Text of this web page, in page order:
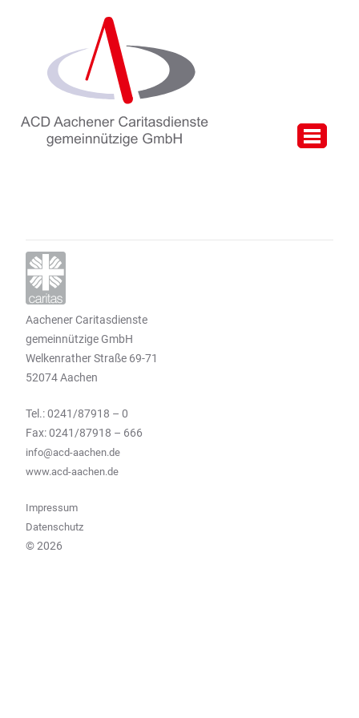
Aachener Caritasdienste
gemeinnützige GmbH
Welkenrather Straße 69-71
52074 Aachen
Tel.: 0241/87918 – 0
Fax: 0241/87918 – 666
info@acd-aachen.de
www.acd-aachen.de
Impressum
Datenschutz
© 2026